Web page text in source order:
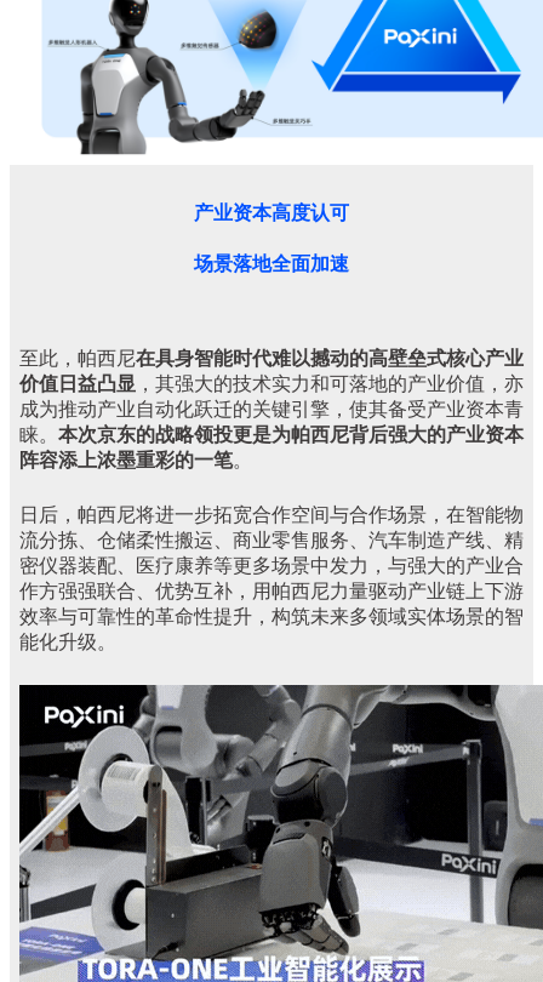
产业资本高度认可
场景落地全面加速
至此，帕西尼在具身智能时代难以撼动的高壁垒式核心产业
价值日益凸显 ，其强大的技术实力和可落地的产业价值，亦
成为推动产业自动化跃迁的关键引擎，使其备受产业资本青
睐。 本次京东的战略领投更是为帕西尼背后强大的产业资本
阵容添 上浓墨重彩的一笔。
日后，帕西尼将进一步拓宽合作空间与合作场景，在智能物
流分拣、仓储柔性搬运、商业零售服务、汽车制造产线、精
密仪器装配、医疗康养等更多场景中发力，与强大的产业合
作方强强联合、优势互补，用帕西尼力量驱动产业链上下游
效率与可靠性的革命性提升，构筑未来多领域实体场景的智
能化升级。